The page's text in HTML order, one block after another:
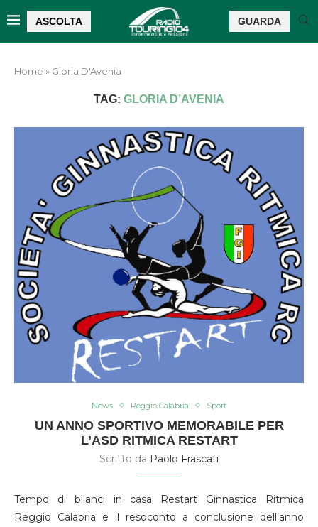
ASCOLTA GUARDA
Home » Gloria D'Avenia
TAG: GLORIA D’AVENIA
News Reggio Calabria Sport
UN ANNO SPORTIVO MEMORABILE PER
L’ASD RITMICA RESTART
Scritto da Paolo Frascati
Tempo di bilanci in casa Restart Ginnastica Ritmica
Reggio Calabria e il resoconto a conclusione dell’anno